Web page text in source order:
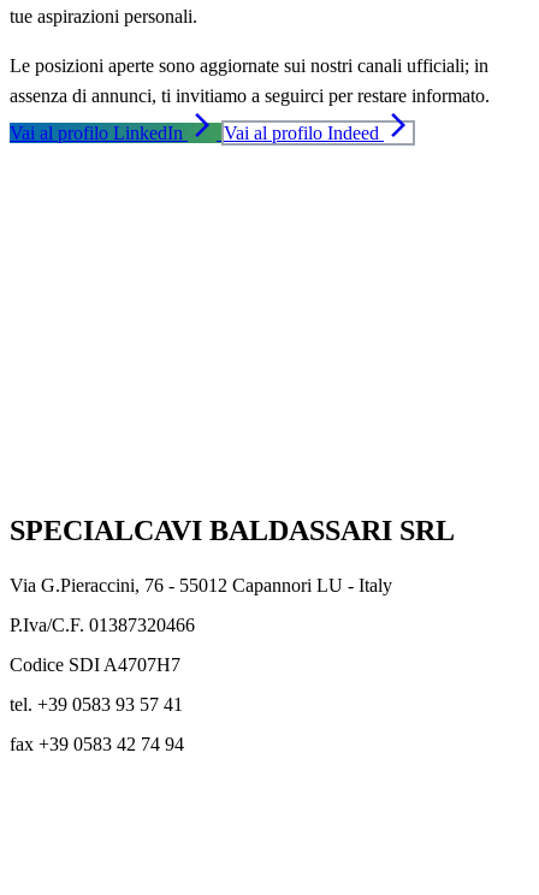
tue aspirazioni personali.
Le posizioni aperte sono aggiornate sui nostri canali ufficiali; in
assenza di annunci, ti invitiamo a seguirci per restare informato.
Vai al profilo LinkedIn arrow_forward_ios Vai al profilo Indeed arrow_forward_ios
SPECIALCAVI BALDASSARI SRL
Via G.Pieraccini, 76 - 55012 Capannori LU - Italy
P.Iva/C.F. 01387320466
Codice SDI A4707H7
tel. +39 0583 93 57 41
fax +39 0583 42 74 94